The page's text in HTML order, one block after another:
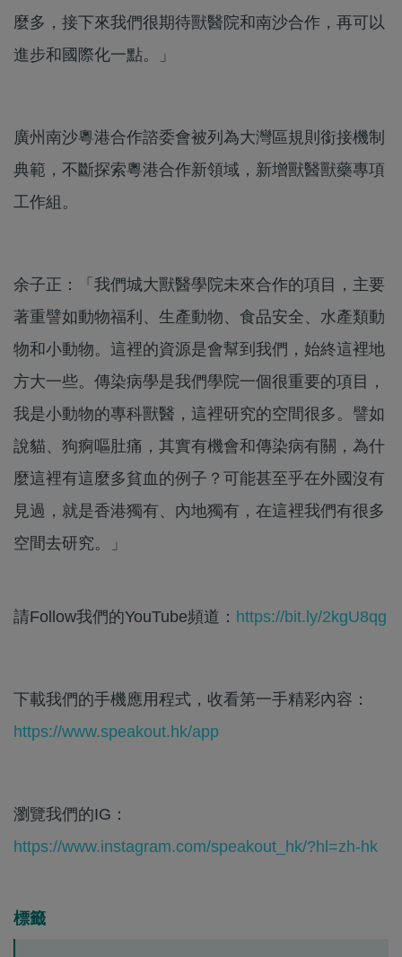
麼多，接下來我們很期待獸醫院和南沙合作，再可以
進步和國際化一點。」
廣州南沙粵港合作諮委會被列為大灣區規則銜接機制
典範，不斷探索粵港合作新領域，新增獸醫獸藥專項
工作組。
余子正：「我們城大獸醫學院未來合作的項目，主要
著重譬如動物福利、生產動物、食品安全、水產類動
物和小動物。這裡的資源是會幫到我們，始終這裡地
方大一些。傳染病學是我們學院一個很重要的項目，
我是小動物的專科獸醫，這裡研究的空間很多。譬如
說貓、狗痾嘔肚痛，其實有機會和傳染病有關，為什
麼這裡有這麼多貧血的例子？可能甚至乎在外國沒有
見過，就是香港獨有、內地獨有，在這裡我們有很多
空間去研究。」
請Follow我們的YouTube頻道： https://bit.ly/2kgU8qg
下載我們的手機應用程式，收看第一手精彩內容：
https://www.speakout.hk/app
瀏覽我們的IG：
https://www.instagram.com/speakout_hk/?hl=zh-hk
標籤